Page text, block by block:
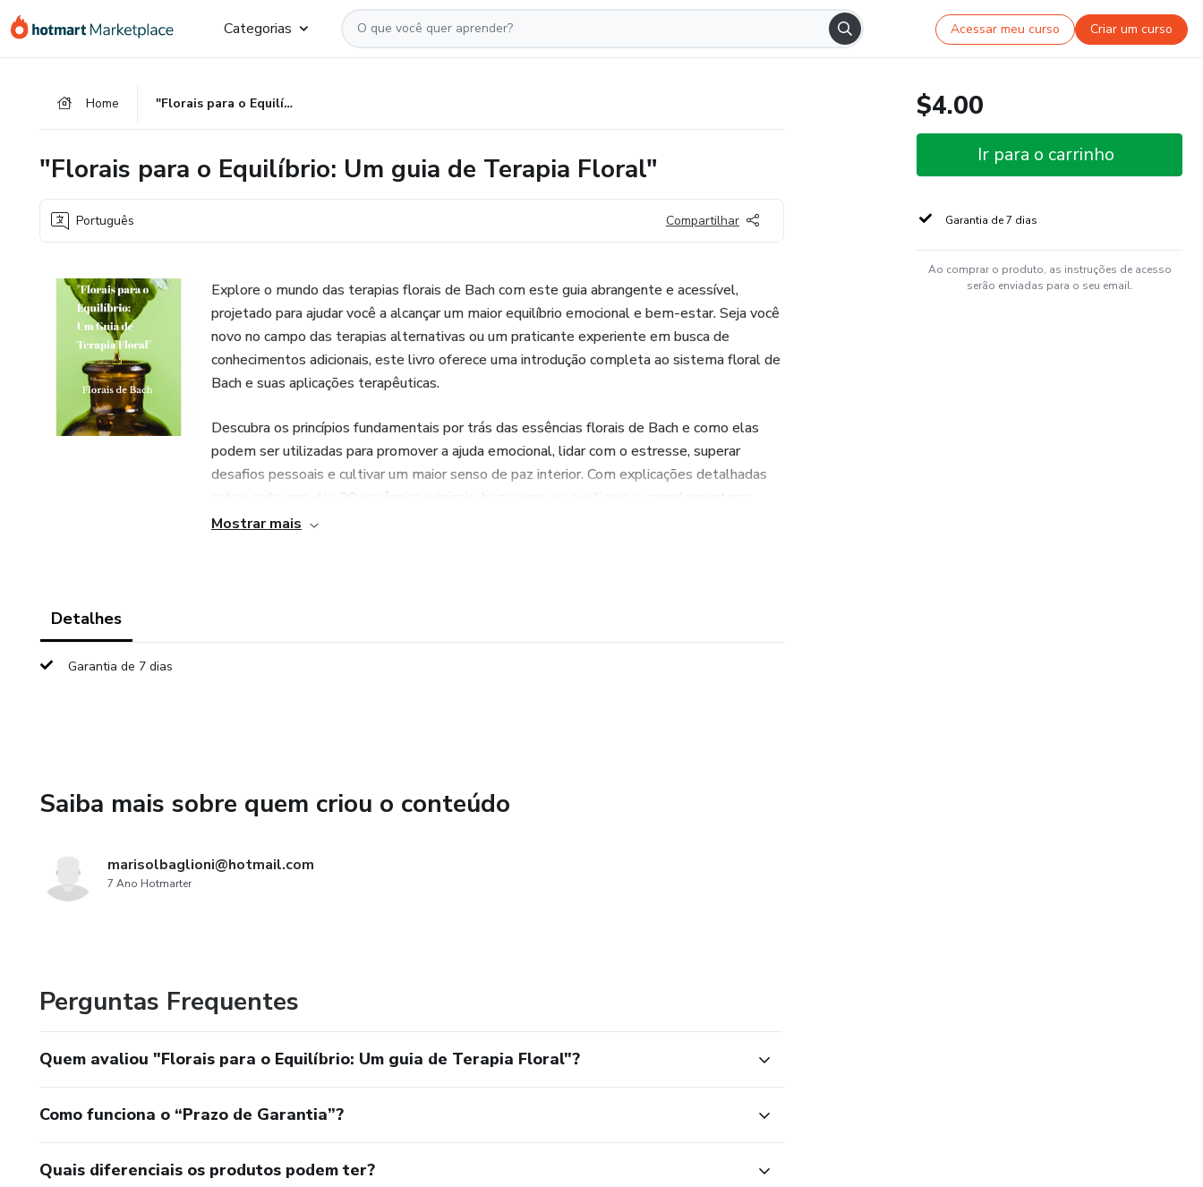
para
para
para
Categorias Acessar meu curso Criar um curso
Home "Florais para o Equilíbrio: Um guia de Terapia Floral"
"Florais para o Equilíbrio: Um guia de Terapia Floral"
Português Compartilhar
Explore o mundo das terapias florais de Bach com este guia abrangente e acessível,
projetado para ajudar você a alcançar um maior equilíbrio emocional e bem-estar. Seja você
novo no campo das terapias alternativas ou um praticante experiente em busca de
conhecimentos adicionais, este livro oferece uma introdução completa ao sistema floral de
Bach e suas aplicações terapêuticas.
Descubra os princípios fundamentais por trás das essências florais de Bach e como elas
podem ser utilizadas para promover a ajuda emocional, lidar com o estresse, superar
desafios pessoais e cultivar um maior senso de paz interior. Com explicações detalhadas
sobre cada uma das 38 essências originais, bem como os auxiliares e complementares,
você aprenderá como identificar as essências adequadas para suas necessidades individuais.
Mostrar mais
Detalhes
Garantia de 7 dias
Saiba mais sobre quem criou o conteúdo
marisolbaglioni@hotmail.com
7 Ano Hotmarter
Perguntas Frequentes
Quem avaliou "Florais para o Equilíbrio: Um guia de Terapia Floral"?
Como funciona o “Prazo de Garantia”?
Quais diferenciais os produtos podem ter?
$4.00
Ir para o carrinho
Garantia de 7 dias
Ao comprar o produto, as instruções de acesso
serão enviadas para o seu email.